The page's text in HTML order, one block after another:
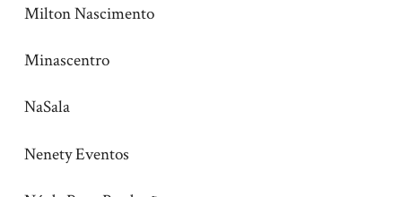
Milton Nascimento
Minascentro
NaSala
Nenety Eventos